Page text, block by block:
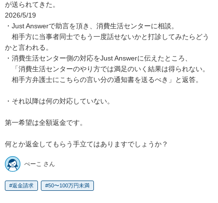
が送られてきた。
2026/5/19
・Just Answerで助言を頂き、消費生活センターに相談。
相手方に当事者同士でもう一度話せないかと打診してみたらどう
かと言われる。
・消費生活センター側の対応をJust Answerに伝えたところ、
「消費生活センターのやり方では満足のいく結果は得られない。
相手方弁護士にこちらの言い分の通知書を送るべき」と返答。
・それ以降は何の対応していない。
第一希望は全額返金です。
何とか返金してもらう手立てはありますでしょうか？
ぺーこ さん
返金請求 50〜100万円未満